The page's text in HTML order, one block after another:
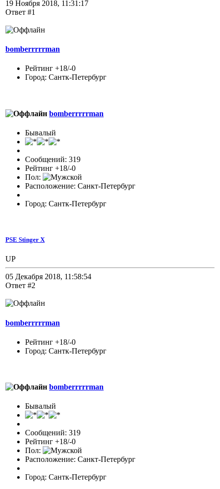
19 Ноября 2018, 11:31:17
Ответ #1
bomberrrrrman
Рейтинг +18/-0
Город: Сантк-Петербург
bomberrrrrman
Бывалый
Сообщений: 319
Рейтинг +18/-0
Пол:
Расположение: Санкт-Петербург
Город: Сантк-Петербург
PSE Stinger X
UP
05 Декабря 2018, 11:58:54
Ответ #2
bomberrrrrman
Рейтинг +18/-0
Город: Сантк-Петербург
bomberrrrrman
Бывалый
Сообщений: 319
Рейтинг +18/-0
Пол:
Расположение: Санкт-Петербург
Город: Сантк-Петербург